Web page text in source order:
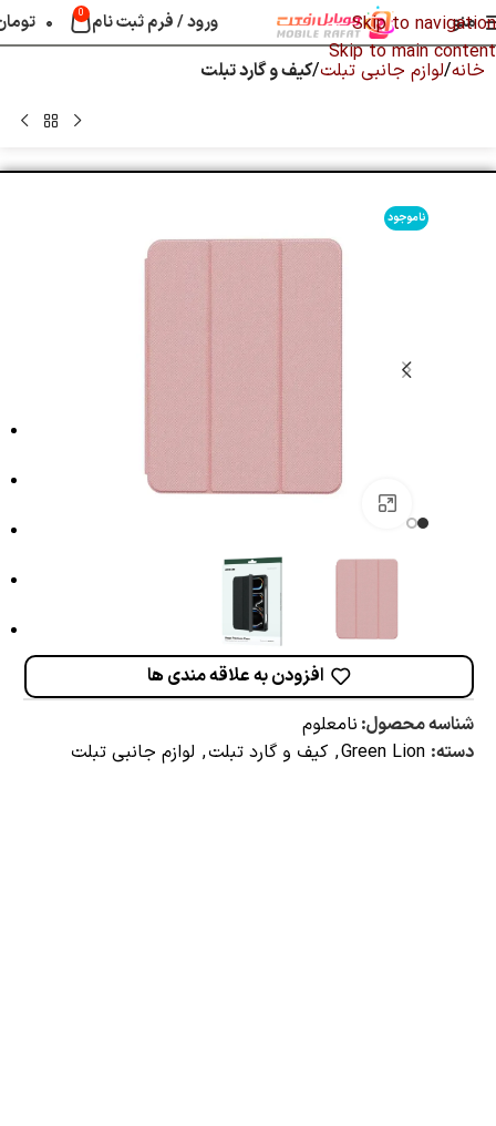
Skip to navigation
Skip to main content
منو ورود / فرم ثبت نام 0 ۰
خانه لوازم جانبی تبلت کیف و گارد تبلت
ناموجود
افزودن به علاقه مندی ها
شناسه محصول: نامعلوم
دسته: Green Lion
, کیف و گارد تبلت, لوازم جانبی تبلت